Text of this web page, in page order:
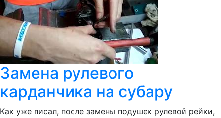
Замена рулевого
карданчика на субару
Как уже писал, после замены подушек рулевой рейки,